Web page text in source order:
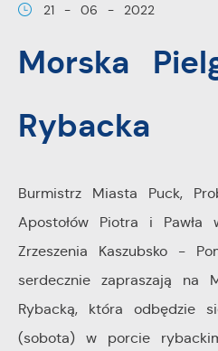
21 - 06 - 2022
Morska
Rybacka
Burmistrz Miasta Puck,
Apostołów Piotra i Pawła
Zrzeszenia Kaszubsko -
serdecznie zapraszają na
Rybacką, która odbędzie
(sobota) w porcie
Ciebie działania w celu m.in.
ustawień preferencji
której korzystasz, może działać
Tego typu pliki cookies
oraz personalizację
prezentowanych treści.
Dzięki tym plikom cookies
większy komfort korzystania z
strony poprzez dopasowanie
indywidualnych preferencji.
Więcej
Analityczne